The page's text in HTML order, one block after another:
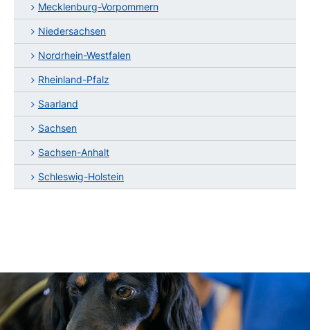
Mecklenburg-Vorpommern
Niedersachsen
Nordrhein-Westfalen
Rheinland-Pfalz
Saarland
Sachsen
Sachsen-Anhalt
Schleswig-Holstein